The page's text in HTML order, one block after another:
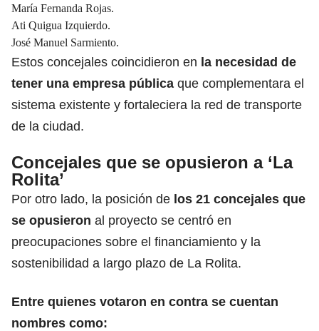
María Fernanda Rojas.
Ati Quigua Izquierdo.
José Manuel Sarmiento.
Estos concejales coincidieron en la necesidad de
tener una empresa pública que complementara el
sistema existente y fortaleciera la red de transporte
de la ciudad.
Concejales que se opusieron a ‘La
Rolita’
Por otro lado, la posición de los 21 concejales que
se opusieron al proyecto se centró en
preocupaciones sobre el financiamiento y la
sostenibilidad a largo plazo de La Rolita.
Entre quienes votaron en contra se cuentan
nombres como: